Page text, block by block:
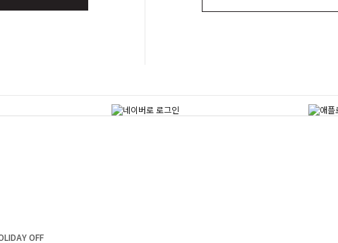
OFF